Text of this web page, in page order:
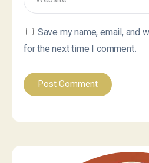
Save my name, email, and
for the next time I comment.